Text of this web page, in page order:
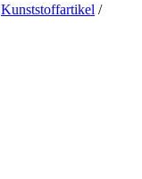
Kunststoffartikel /